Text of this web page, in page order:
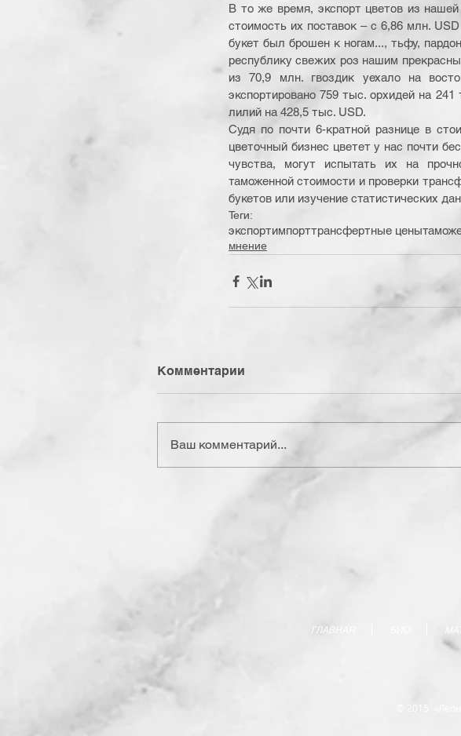
В то же время, экспорт цветов из
стоимость их поставок – с 6,86 млн.
букет был брошен к ногам..., тьфу,
республику свежих роз нашим
из 70,9 млн. гвоздик уехало на
экспортировано 759 тыс. орхидей на
лилий на 428,5 тыс. USD.
Судя по почти 6-кратной разнице в
цветочный бизнес цветет у нас почти
чувства, могут испытать их на
таможенной стоимости и проверки
букетов или изучение статистических
Теги:
экспортимпорттрансфертные цены
мнение
Комментарии
Ваш комментарий...
ГЛАВНАЯ